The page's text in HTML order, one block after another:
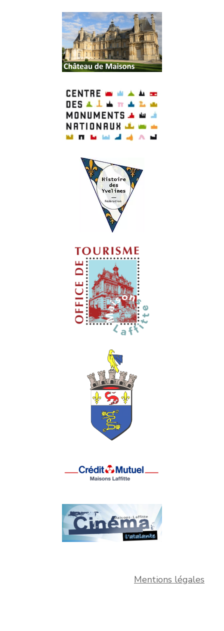
Mentions légales